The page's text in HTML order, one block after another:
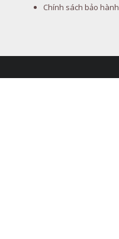
Chính sách bảo hành